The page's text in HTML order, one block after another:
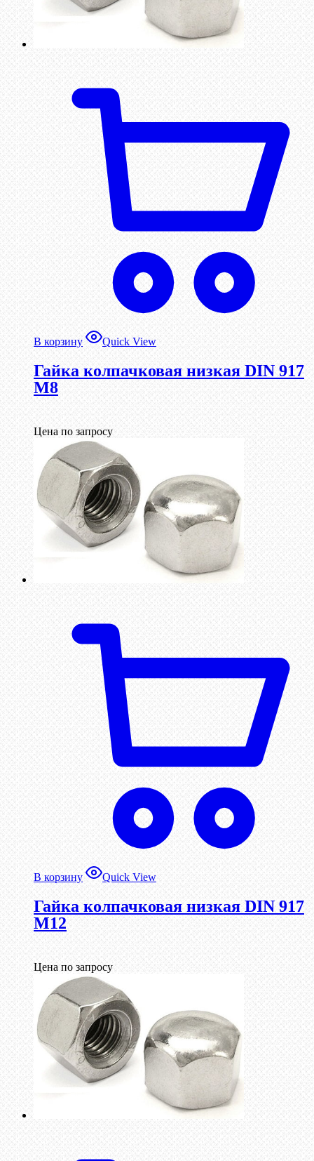
В корзину Quick View
Гайка колпачковая низкая DIN 917
М8
Цена по запросу
В корзину Quick View
Гайка колпачковая низкая DIN 917
М12
Цена по запросу